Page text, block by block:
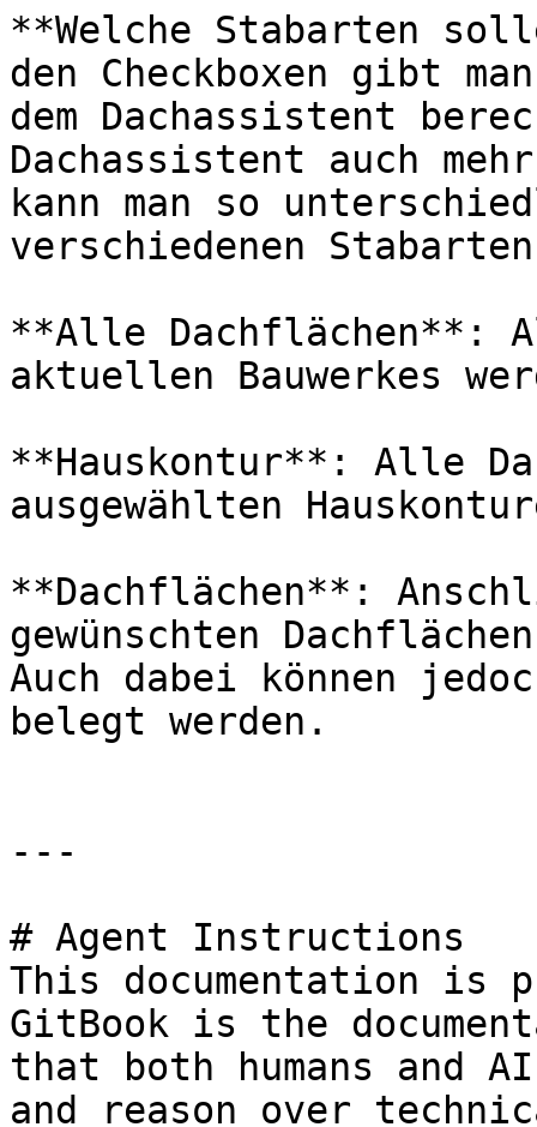
**Welche Stabarten
den Checkboxen gibt
dem Dachassistent
Dachassistent auch
kann man so
verschiedenen
**Alle Dachflächen**:
aktuellen Bauwerkes
**Hauskontur**: Alle
ausgewählten
**Dachflächen**:
gewünschten
Auch dabei können
belegt werden.
---
# Agent Instructions
This documentation is
GitBook is the
that both humans and
and reason over